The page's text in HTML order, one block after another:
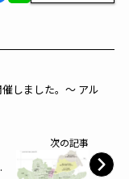
催しました。～ アル
次の記事